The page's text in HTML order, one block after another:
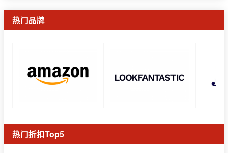
热门品牌
热门折扣Top5